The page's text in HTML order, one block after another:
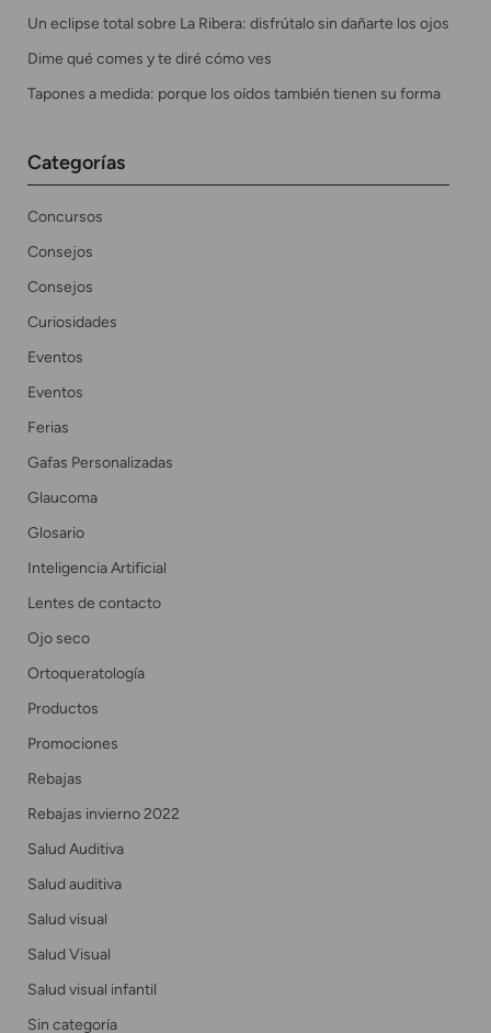
Un eclipse total sobre La Ribera: disfrútalo sin dañarte los ojos
Dime qué comes y te diré cómo ves
Tapones a medida: porque los oídos también tienen su forma
Categorías
Concursos
Consejos
Consejos
Curiosidades
Eventos
Eventos
Ferias
Gafas Personalizadas
Glaucoma
Glosario
Inteligencia Artificial
Lentes de contacto
Ojo seco
Ortoqueratología
Productos
Promociones
Rebajas
Rebajas invierno 2022
Salud Auditiva
Salud auditiva
Salud visual
Salud Visual
Salud visual infantil
Sin categoría